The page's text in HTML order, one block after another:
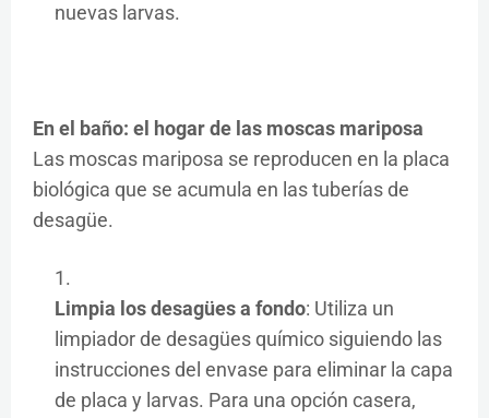
nuevas larvas.
En el baño: el hogar de las moscas mariposa
Las moscas mariposa se reproducen en la placa
biológica que se acumula en las tuberías de
desagüe.
Limpia los desagües a fondo: Utiliza un
limpiador de desagües químico siguiendo las
instrucciones del envase para eliminar la capa
de placa y larvas. Para una opción casera,